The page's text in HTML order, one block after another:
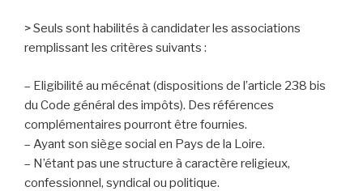
> Seuls sont habilités à candidater les associations
remplissant les critères suivants :
– Eligibilité au mécénat (dispositions de l’article 238 bis
du Code général des impôts). Des références
complémentaires pourront être fournies.
– Ayant son siège social en Pays de la Loire.
– N’étant pas une structure à caractère religieux,
confessionnel, syndical ou politique.